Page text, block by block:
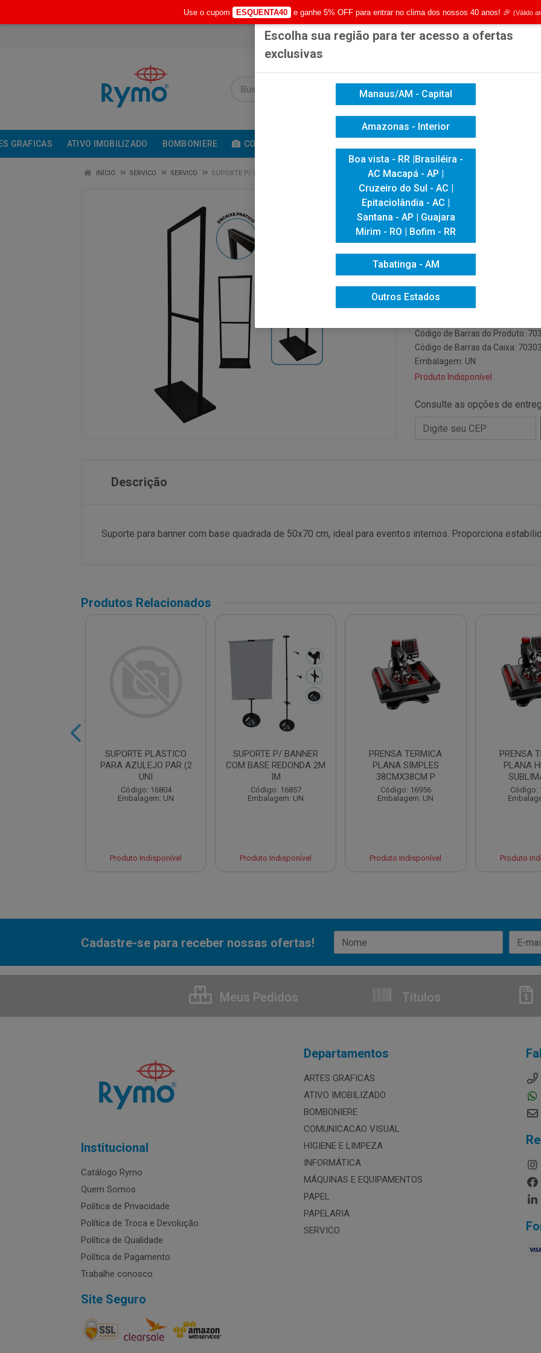
Já é cliente? - Entrar | Não
GRAFICAS ATIVO IMOBILIZADO BOMBONIERE COMUNICACAO VISUAL
INÍCIO SERVICO SERVICO SUPORTE P/ BANNER COM BASE QUADRADA 50X7
SUPORTE P/
QUADRADA
Código do Fabricante: 16900.
Código de Barras do Produto:
Código de Barras da Caixa:
Embalagem: UN
Produto Indisponível
Consulte as opções de
Descrição
Suporte para banner com base quadrada de 50x70 cm, ideal para eventos internos. Proporciona
Produtos Relacionados
SUPORTE PLASTICO
PARA AZULEJO PAR (2
UNI
Código: 16804
Embalagem: UN
Produto Indisponível
SUPORTE P/ BANNER
COM BASE REDONDA 2M
IM
Código: 16857
Embalagem: UN
Produto Indisponível
PRENSA TERMICA
PLANA SIMPLES
38CMX38CM P
Código: 16956
Embalagem: UN
Produto Indisponível
PRENSA
PLANA
Código:
Produto
Cadastre-se para receber nossas ofertas!
Meus Pedidos Títulos
Institucional
Catálogo Rymo
Quem Somos
Política de Privacidade
Política de Troca e Devolução
Política de Qualidade
Política de Pagamento
Trabalhe conosco
Site Seguro
Departamentos
ARTES GRAFICAS
ATIVO IMOBILIZADO
BOMBONIERE
COMUNICACAO VISUAL
HIGIENE E LIMPEZA
INFORMÁTICA
MÁQUINAS E EQUIPAMENTOS
PAPEL
PAPELARIA
SERVICO
Escolha sua região para ter acesso a ofertas
exclusivas
Manaus/AM - Capital
Amazonas - Interior
Boa vista - RR |Brasiléira -
AC Macapá - AP |
Cruzeiro do Sul - AC |
Epitaciolândia - AC |
Santana - AP | Guajara
Mirim - RO | Bofim - RR
Tabatinga - AM
Outros Estados
Use o cupom ESQUENTA40 e ganhe 5% OFF para entrar no clima dos nossos 40 anos! 🎉 (Válido